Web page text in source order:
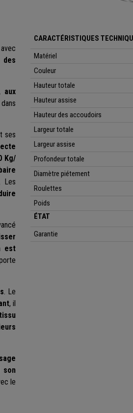
des
aux
ses
Kg/
. Les
est
. Le
, il
son
le
CARACTÉRISTIQUES
Matériel
Couleur
Hauteur totale
Hauteur assise
Hauteur des accoudoirs
Largeur totale
Largeur assise
Profondeur totale
Diamètre piétement
Roulettes
Poids
ÉTAT
Garantie